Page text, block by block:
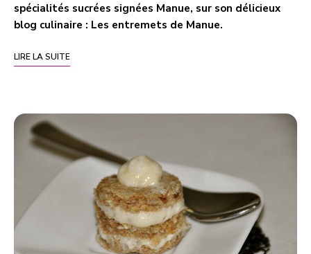
spécialités sucrées signées Manue, sur son délicieux
blog culinaire : Les entremets de Manue.
LIRE LA SUITE